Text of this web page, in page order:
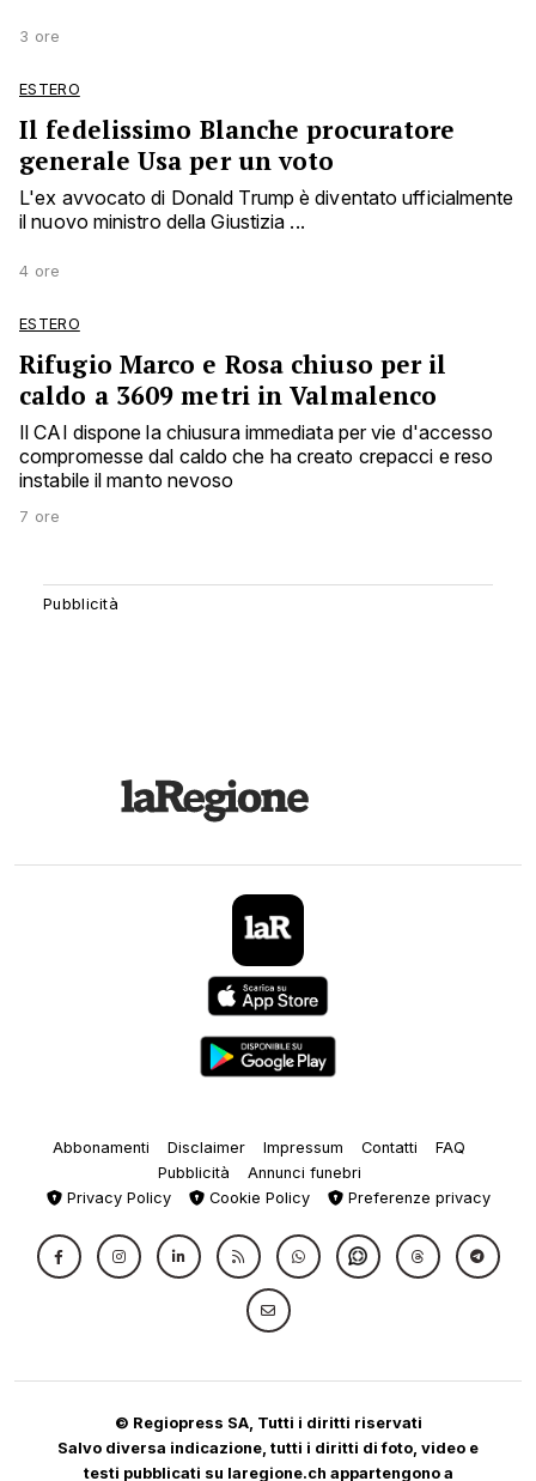
3 ore
ESTERO
Il fedelissimo Blanche procuratore
generale Usa per un voto
L'ex avvocato di Donald Trump è diventato ufficialmente
il nuovo ministro della Giustizia ...
4 ore
ESTERO
Rifugio Marco e Rosa chiuso per il
caldo a 3609 metri in Valmalenco
Il CAI dispone la chiusura immediata per vie d'accesso
compromesse dal caldo che ha creato crepacci e reso
instabile il manto nevoso
7 ore
Abbonamenti Disclaimer Impressum Contatti
FAQ
Pubblicità
Annunci funebri
Privacy Policy
Cookie Policy Preferenze privacy
© Regiopress SA, Tutti i diritti riservati
Salvo diversa indicazione, tutti i diritti di foto, video e
testi pubblicati su laregione.ch appartengono a